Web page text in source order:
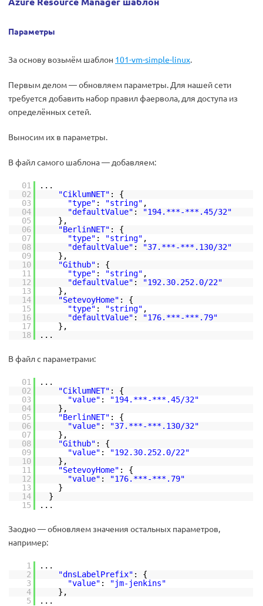
Параметры
За основу возьмём шаблон 101-vm-simple-linux.
Первым делом — обновляем параметры. Для нашей сети
требуется добавить набор правил фаервола, для доступа из
определённых сетей.
Выносим их в параметры.
В файл самого шаблона — добавляем:
01
...
02
"CiklumNET" : {
03
"type" : "string" ,
04
"defaultValue" :
"194.***-***.45/32"
05
},
06
"BerlinNET" : {
07
"type" : "string" ,
08
"defaultValue" :
"37.***-***.130/32"
09
},
10
"Github" : {
11
"type" : "string" ,
12
"defaultValue" :
"192.30.252.0/22"
13
},
14
"SetevoyHome" : {
15
"type" : "string" ,
16
"defaultValue" :
"176.***-***.79"
17
},
18
...
В файл с параметрами:
01
...
02
"CiklumNET" : {
03
"value" :
"194.***-***.45/32"
04
},
05
"BerlinNET" : {
06
"value" :
"37.***-***.130/32"
07
},
08
"Github" : {
09
"value" :
"192.30.252.0/22"
10
},
11
"SetevoyHome" : {
12
"value" :
"176.***-***.79"
13
}
14
}
15
...
Заодно — обновляем значения остальных параметров,
например:
1
...
2
"dnsLabelPrefix" : {
3
"value" :
"jm-jenkins"
4
},
5
...